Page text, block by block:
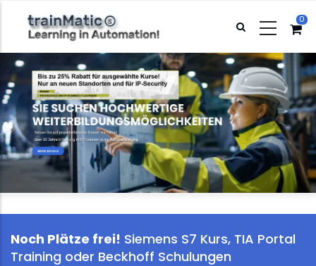
0
Noch Plätze frei! Siemens S7 Kurs, TIA Portal
Training oder Beckhoff Schulungen